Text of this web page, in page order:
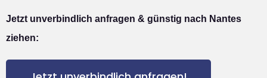
Jetzt unverbindlich anfragen & günstig nach Nantes
ziehen: